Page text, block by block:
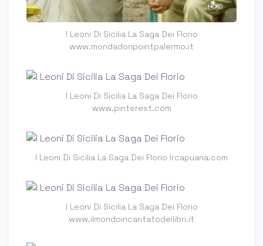
I Leoni Di Sicilia La Saga Dei Florio
www.mondadoripointpalermo.it
I Leoni Di Sicilia La Saga Dei Florio
www.pinterest.com
I Leoni Di Sicilia La Saga Dei Florio lrcapuana.com
I Leoni Di Sicilia La Saga Dei Florio
www.ilmondoincantatodeilibri.it